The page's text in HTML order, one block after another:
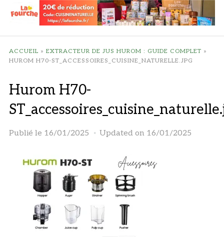
ACCUEIL » EXTRACTEUR DE JUS HUROM : GUIDE COMPLET »
HUROM H70-ST_ACCESSOIRES_CUISINE_NATURELLE.JPG
Hurom H70-
Publié le 16/01/2025 Updated on 16/01/2025